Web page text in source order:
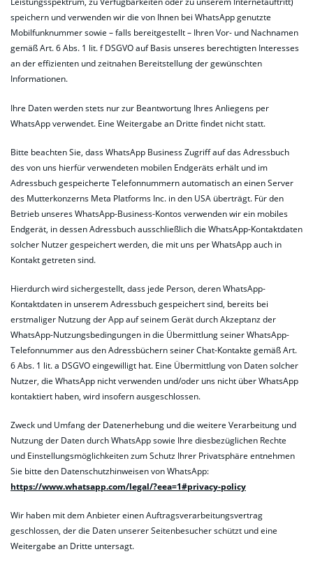
speichern und verwenden wir die von Ihnen bei WhatsApp genutzte
Mobilfunknummer sowie – falls bereitgestellt – Ihren Vor- und Nachnamen
gemäß Art. 6 Abs. 1 lit. f DSGVO auf Basis unseres berechtigten Interesses
an der effizienten und zeitnahen Bereitstellung der gewünschten
Informationen.
Ihre Daten werden stets nur zur Beantwortung Ihres Anliegens per
WhatsApp verwendet. Eine Weitergabe an Dritte findet nicht statt.
Bitte beachten Sie, dass WhatsApp Business Zugriff auf das Adressbuch
des von uns hierfür verwendeten mobilen Endgeräts erhält und im
Adressbuch gespeicherte Telefonnummern automatisch an einen Server
des Mutterkonzerns Meta Platforms Inc. in den USA überträgt. Für den
Betrieb unseres WhatsApp-Business-Kontos verwenden wir ein mobiles
Endgerät, in dessen Adressbuch ausschließlich die WhatsApp-Kontaktdaten
solcher Nutzer gespeichert werden, die mit uns per WhatsApp auch in
Kontakt getreten sind.
Hierdurch wird sichergestellt, dass jede Person, deren WhatsApp-
Kontaktdaten in unserem Adressbuch gespeichert sind, bereits bei
erstmaliger Nutzung der App auf seinem Gerät durch Akzeptanz der
WhatsApp-Nutzungsbedingungen in die Übermittlung seiner WhatsApp-
Telefonnummer aus den Adressbüchern seiner Chat-Kontakte gemäß Art.
6 Abs. 1 lit. a DSGVO eingewilligt hat. Eine Übermittlung von Daten solcher
Nutzer, die WhatsApp nicht verwenden und/oder uns nicht über WhatsApp
kontaktiert haben, wird insofern ausgeschlossen.
Zweck und Umfang der Datenerhebung und die weitere Verarbeitung und
Nutzung der Daten durch WhatsApp sowie Ihre diesbezüglichen Rechte
und Einstellungsmöglichkeiten zum Schutz Ihrer Privatsphäre entnehmen
Sie bitte den Datenschutzhinweisen von WhatsApp:
https://www.whatsapp.com/legal/?eea=1#privacy-policy
Wir haben mit dem Anbieter einen Auftragsverarbeitungsvertrag
geschlossen, der die Daten unserer Seitenbesucher schützt und eine
Weitergabe an Dritte untersagt.